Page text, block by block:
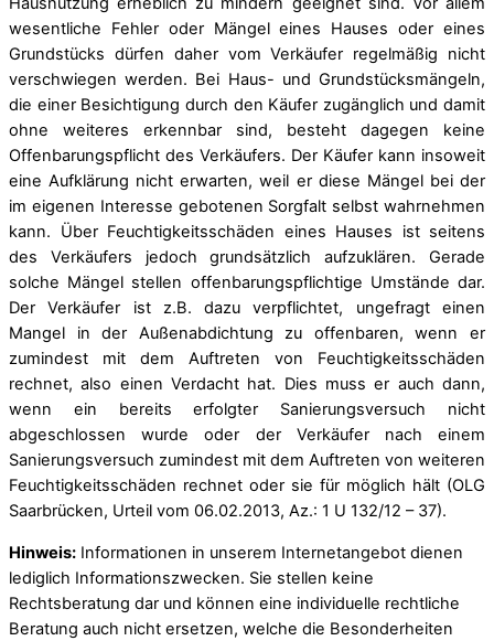
wesentliche Fehler oder Mängel eines Hauses oder eines
Grundstücks dürfen daher vom Verkäufer regelmäßig nicht
verschwiegen werden. Bei Haus- und Grundstücksmängeln,
die einer Besichtigung durch den Käufer zugänglich und damit
ohne weiteres erkennbar sind, besteht dagegen keine
Offenbarungspflicht des Verkäufers. Der Käufer kann insoweit
eine Aufklärung nicht erwarten, weil er diese Mängel bei der
im eigenen Interesse gebotenen Sorgfalt selbst wahrnehmen
kann. Über Feuchtigkeitsschäden eines Hauses ist seitens
des Verkäufers jedoch grundsätzlich aufzuklären. Gerade
solche Mängel stellen offenbarungspflichtige Umstände dar.
Der Verkäufer ist z.B. dazu verpflichtet, ungefragt einen
Mangel in der Außenabdichtung zu offenbaren, wenn er
zumindest mit dem Auftreten von Feuchtigkeitsschäden
rechnet, also einen Verdacht hat. Dies muss er auch dann,
wenn ein bereits erfolgter Sanierungsversuch nicht
abgeschlossen wurde oder der Verkäufer nach einem
Sanierungsversuch zumindest mit dem Auftreten von weiteren
Feuchtigkeitsschäden rechnet oder sie für möglich hält (OLG
Saarbrücken, Urteil vom 06.02.2013, Az.: 1 U 132/12 – 37).
Hinweis: Informationen in unserem Internetangebot dienen
lediglich Informationszwecken. Sie stellen keine
Rechtsberatung dar und können eine individuelle rechtliche
Beratung auch nicht ersetzen, welche die Besonderheiten